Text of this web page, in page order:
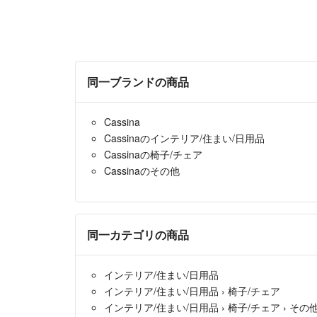
同一ブランドの商品
Cassina
Cassinaのインテリア/住まい/日用品
Cassinaの椅子/チェア
Cassinaのその他
同一カテゴリの商品
インテリア/住まい/日用品
インテリア/住まい/日用品 › 椅子/チェア
インテリア/住まい/日用品 › 椅子/チェア › その